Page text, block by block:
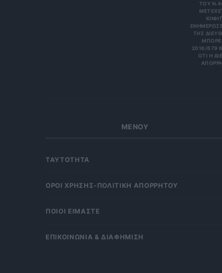
ΤΟΥ
Σ
ΡΕΊΤΕ
6/679 ΚΑΙ
Η
ΡΗΤΑ
ΜΕΝΟΥ
ΤΑΥΤΟΤΗΤΑ
OΡΟΙ ΧΡΗΣΗΣ-ΠΟΛΙΤΙΚΗ ΑΠΟΡΡΗΤΟΥ
ΠΟΙΟΙ ΕΙΜΑΣΤΕ
ΕΠΙΚΟΙΝΩΝΙΑ & ΔΙΑΦΗΜΙΣΗ